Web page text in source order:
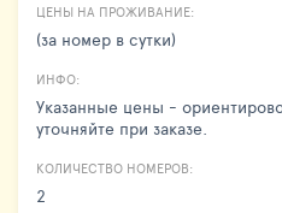
ЦЕНЫ НА ПРОЖИВАНИЕ:
(за номер в сутки)
ИНФО:
Указанные цены -
уточняйте при заказе.
КОЛИЧЕСТВО НОМЕРОВ:
2